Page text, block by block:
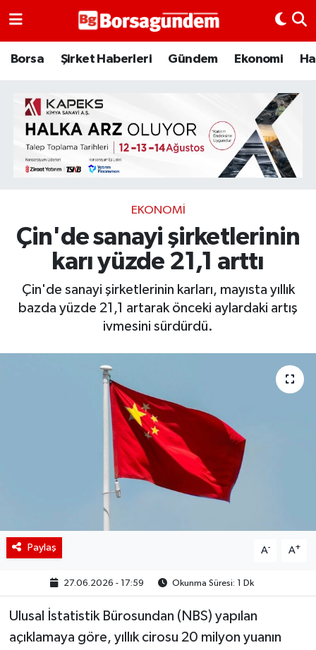
Borsa Şirket Haberleri Gündem Ekonomi
EKONOMI
Çin'de sanayi şirketlerinin
karı yüzde 21,1 arttı
Çin'de sanayi şirketlerinin karları, mayısta yıllık
bazda yüzde 21,1 artarak önceki aylardaki artış
ivmesini sürdürdü.
Paylaş A- A+
27.06.2026 - 17:59 Okunma Süresi: 1 Dk
Ulusal İstatistik Bürosundan (NBS) yapılan
açıklamaya göre, yıllık cirosu 20 milyon yuanın
Borsa
Emtia
Galeri
Bitcoin
Şirket Haberleri
Borsa Gundem
Coin Isı Haritası
Ekonomik Takvim
Kiripto Para Piyasası
Gizlilik Sözleşmesi
İletişim